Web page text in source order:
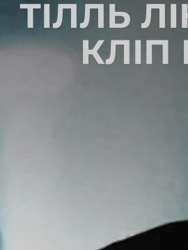
ТІЛЛЬ
КЛІП